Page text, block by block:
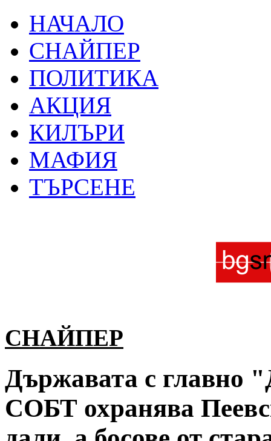
НАЧАЛО
СНАЙПЕР
ПОЛИТИКА
АКЦИЯ
КИЛЪРИ
МАФИЯ
ТЪРСЕНЕ
СНАЙПЕР
Държавата с главно
СОБТ охранява